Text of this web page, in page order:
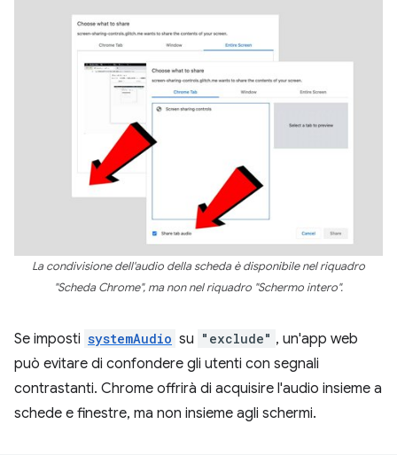
La condivisione dell'audio della scheda è disponibile nel riquadro
"Scheda Chrome", ma non nel riquadro "Schermo intero".
Se imposti systemAudio su "exclude" , un'app web
può evitare di confondere gli utenti con segnali
contrastanti. Chrome offrirà di acquisire l'audio insieme a
schede e finestre, ma non insieme agli schermi.